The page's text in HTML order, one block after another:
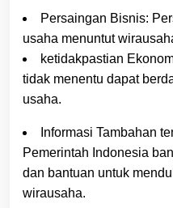
Persaingan Bisnis:
usaha menuntut
ketidakpastian
tidak menentu dapat
usaha.
Informasi Tambahan
Pemerintah Indonesia
dan bantuan untuk
wirausaha.